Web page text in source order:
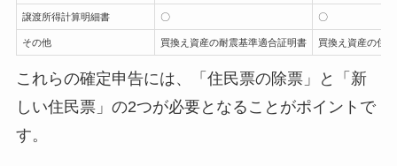
譲渡所得計算明細書 〇 〇
その他 買換え資産の耐震基準適合証明書 買換え資産の住
これらの確定申告には、「住民票の除票」と「新
しい住民票」の2つが必要となることがポイントで
す。